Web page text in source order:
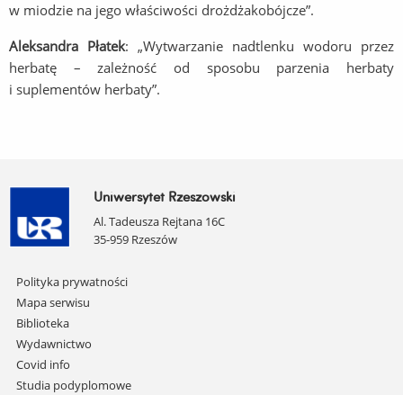
w miodzie na jego właściwości drożdżakobójcze”.
Aleksandra Płatek: „Wytwarzanie nadtlenku wodoru przez
herbatę – zależność od sposobu parzenia herbaty
i suplementów herbaty”.
Uniwersytet Rzeszowski
Al. Tadeusza Rejtana 16C
35-959 Rzeszów
Pomiń
nawigację
i
przejdź
do
treści
Polityka prywatności
Mapa serwisu
Biblioteka
Wydawnictwo
Covid info
Studia podyplomowe